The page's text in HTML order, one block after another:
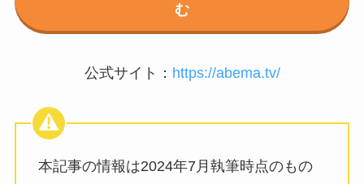
む
公式サイト： https://abema.tv/
本記事の情報は2024年7月執筆時点のもの